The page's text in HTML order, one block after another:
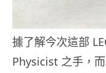
據了解今次這部
Physicist 之手，